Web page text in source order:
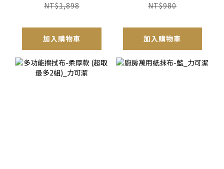
NT$1,898
加入購物車
NT$980
加入購物車